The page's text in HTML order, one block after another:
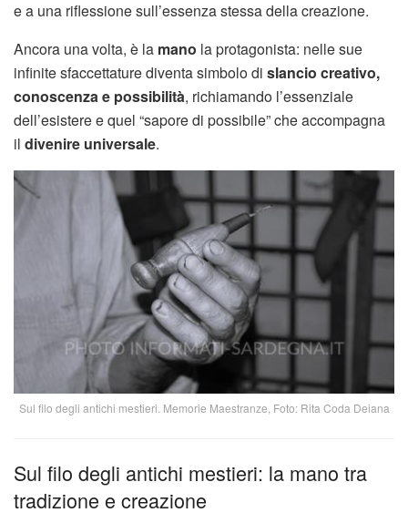
e a una riflessione sull’essenza stessa della creazione.
Ancora una volta, è la mano la protagonista: nelle sue
infinite sfaccettature diventa simbolo di slancio creativo,
conoscenza e possibilità, richiamando l’essenziale
dell’esistere e quel “sapore di possibile” che accompagna
il divenire universale.
Sul filo degli antichi mestieri. Memorie Maestranze, Foto: Rita Coda Deiana
Sul filo degli antichi mestieri: la mano tra
tradizione e creazione